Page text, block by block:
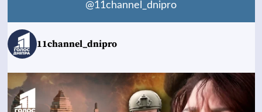
@11channel_dnipro
11channel_dnipro